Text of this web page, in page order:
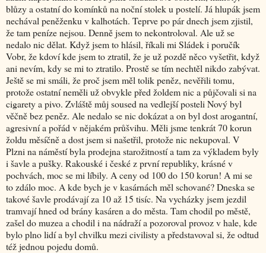
blůzy a ostatní do komínků na noční stolek u postelí. Já hlupák jsem
nechával peněženku v kalhotách. Teprve po pár dnech jsem zjistil,
že tam peníze nejsou. Denně jsem to nekontroloval. Ale už se
nedalo nic dělat. Když jsem to hlásil, říkali mi Sládek i poručík
Vobr, že kdoví kde jsem to ztratil, že je už pozdě něco vyšetřit, když
ani nevím, kdy se mi to ztratilo. Prostě se tím nechtěl nikdo zabývat.
Ještě se mi smáli, že proč jsem měl tolik peněz, nevěřili tomu,
protože ostatní neměli už obvykle před žoldem nic a půjčovali si na
cigarety a pivo. Zvláště můj soused na vedlejší posteli Nový byl
věčně bez peněz. Ale nedalo se nic dokázat a on byl dost arogantní,
agresivní a pořád v nějakém průšvihu. Měli jsme tenkrát 70 korun
žoldu měsíčně a dost jsem si našetřil, protože nic nekupoval. V
Plzni na náměstí byla prodejna starožitností a tam za výkladem byly
i šavle a pušky. Rakouské i české z první republiky, krásné v
pochvách, moc se mi líbily. A ceny od 100 do 150 korun! A mi se
to zdálo moc. A kde bych je v kasárnách měl schované? Dneska se
takové šavle prodávají za 10 až 15 tisíc. Na vycházky jsem jezdil
tramvají hned od brány kasáren a do města. Tam chodil po městě,
zašel do muzea a chodil i na nádraží a pozoroval provoz v hale, kde
bylo plno lidí a byl chvilku mezi civilisty a představoval si, že odtud
též jednou pojedu domů.